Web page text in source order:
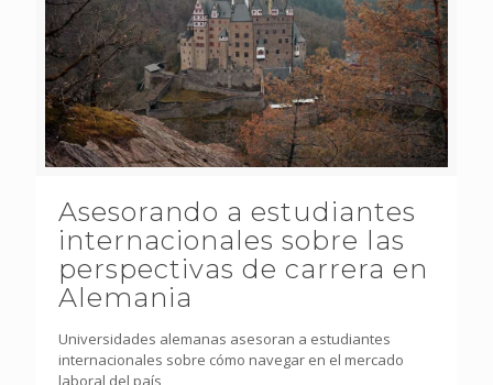
Asesorando a estudiantes
internacionales sobre las
perspectivas de carrera en
Alemania
Universidades alemanas asesoran a estudiantes
internacionales sobre cómo navegar en el mercado
laboral del país